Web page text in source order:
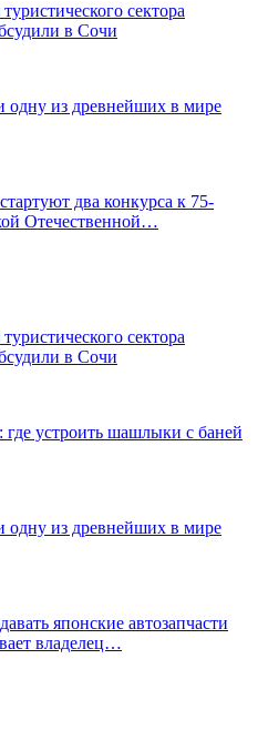
сектора
в Сочи
из древнейших в мире
два конкурса к 75-
Отечественной…
сектора
в Сочи
где устроить шашлыки с баней
из древнейших в мире
японские автозапчасти
владелец…